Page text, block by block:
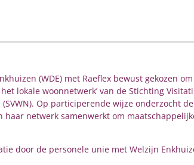
(WDE) met Raeflex bewust gekozen
lokale woonnetwerk’ van de Stichting
Op participerende wijze onderzocht
haar netwerk samenwerkt om
door de personele unie met Welzijn